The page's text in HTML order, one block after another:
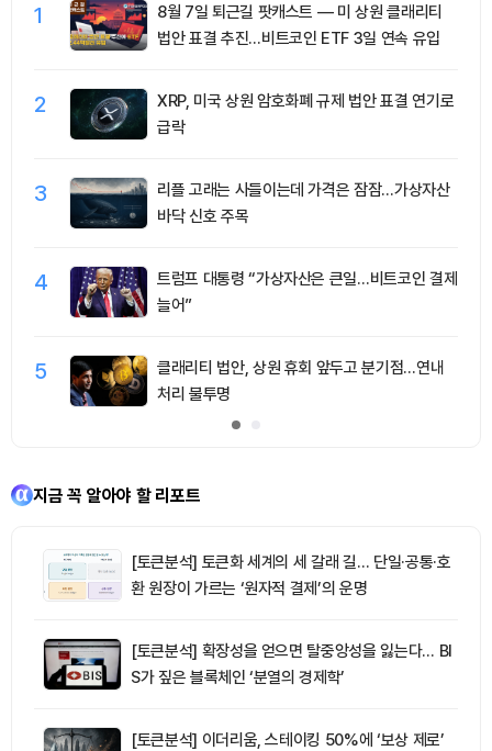
1
8월 7일 퇴근길 팟캐스트 — 미 상원 클래리티
법안 표결 추진…비트코인 ETF 3일 연속 유입
2
XRP, 미국 상원 암호화폐 규제 법안 표결 연기로
급락
3
리플 고래는 사들이는데 가격은 잠잠…가상자산
바닥 신호 주목
4
트럼프 대통령 “가상자산은 큰일…비트코인 결제
늘어”
5
클래리티 법안, 상원 휴회 앞두고 분기점…연내
처리 불투명
지금 꼭 알아야 할 리포트
[토큰분석] 토큰화 세계의 세 갈래 길… 단일·공통·호
환 원장이 가르는 ‘원자적 결제’의 운명
[토큰분석] 확장성을 얻으면 탈중앙성을 잃는다… BI
S가 짚은 블록체인 ‘분열의 경제학’
[토큰분석] 이더리움, 스테이킹 50%에 ‘보상 제로’